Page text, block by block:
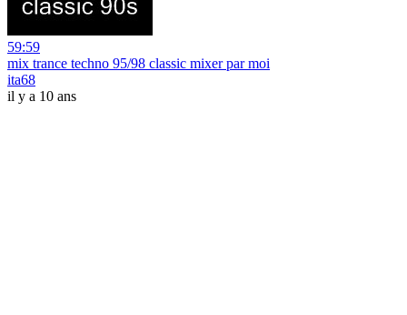
59:59
mix trance techno 95/98 classic mixer par moi
ita68
il y a 10 ans